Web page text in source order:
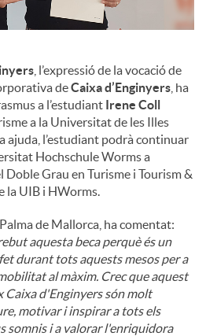
, l’expressió de la vocació de
deCaixa d’Enginyers , ha
a l’estudiant Irene Coll
a la Universitat de les Illes
ajuda, l’estudiant podrà continuar
Hochschule Worms a
Doble Grau en Turisme i Tourism &
la UIB i HWorms.
de Mallorca, ha comentat:
aquesta beca perquè és un
durant tots aquests mesos per a
al màxim. Crec que aquest
Caixa d'Enginyers són molt
motivar i inspirar a tots els
somnis i a valorar l'enriquidora